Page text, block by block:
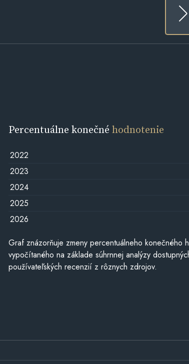
Percentuálne konečnéhodnotenie
2022
2023
2024
2025
2026
Graf znázorňuje zmeny percentuálneho konečného
vypočítaného na základe súhrnnej analýzy
používateľských recenzií z rôznych zdrojov.